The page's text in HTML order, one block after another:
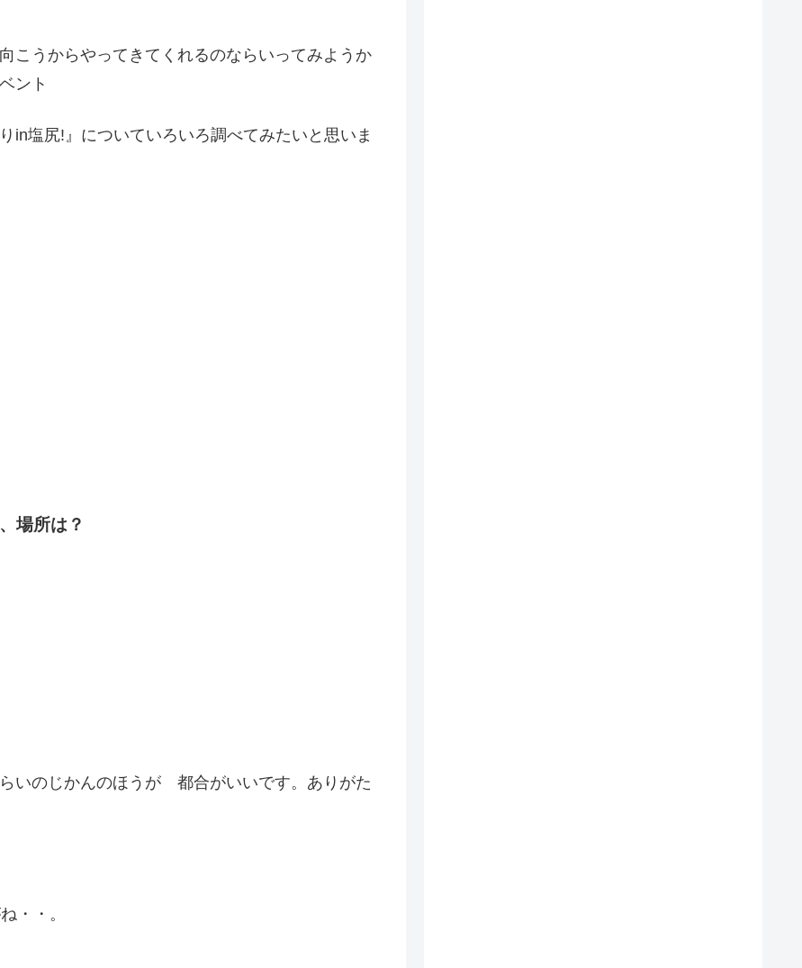
こうからやってきてくれるのならいってみようか
ント
in塩尻!』についていろいろ調べてみたいと思いま
場所は？
いのじかんのほうが 都合がいいです。ありがた
・・。